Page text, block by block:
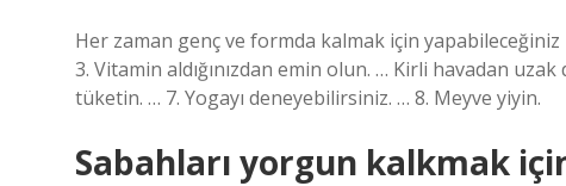
Her zaman genç ve formda kalmak için
3. Vitamin aldığınızdan emin olun. … Kirli havadan
tüketin. … 7. Yogayı deneyebilirsiniz. … 8. Meyve yiyin.
Sabahları yorgun kalkmak